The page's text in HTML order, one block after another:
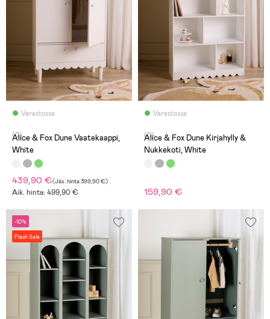
Varastossa
(0)
Alice & Fox Dune Vaatekaappi,
White
439,90 €(Jäs. hinta399,90 €)
Aik. hinta: 499,90 €
Varastossa
(0)
Alice & Fox Dune Kirjahylly &
Nukkekoti, White
159,90 €
-10%
Flash Sale